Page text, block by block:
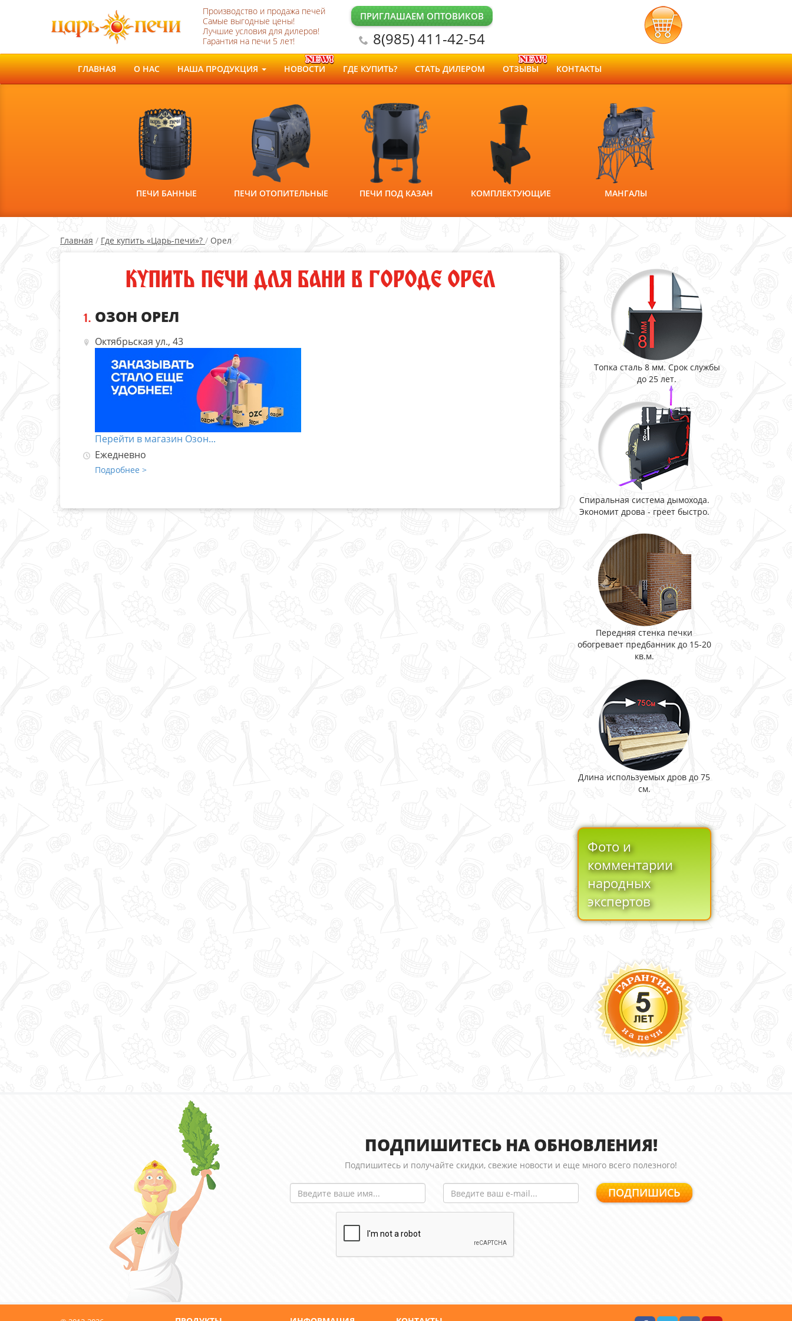
Производство и продажа печей
Самые выгодные цены!
Лучшие условия для дилеров!
Гарантия на печи 5 лет!
ПРИГЛАШАЕМ ОПТОВИКОВ
8(985) 411-42-54
ГЛАВНАЯ О НАС НАША ПРОДУКЦИЯ НОВОСТИ ГДЕ КУПИТЬ? СТАТЬ ДИЛЕРОМ ОТЗЫВЫ КОНТАКТЫ
ПЕЧИ БАННЫЕ ПЕЧИ ОТОПИТЕЛЬНЫЕ ПЕЧИ ПОД КАЗАН КОМПЛЕКТУЮЩИЕ МАНГАЛЫ
Главная / Где купить «Царь-печи»? / Орел
КУПИТЬ ПЕЧИ ДЛЯ БАНИ В ГОРОДЕ ОРЕЛ
1. ОЗОН ОРЕЛ
Октябрьская ул., 43
Перейти в магазин Озон...
Ежедневно
Подробнее >
Топка сталь 8 мм. Срок службы
до 25 лет.
Спиральная система дымохода.
Экономит дрова - греет быстро.
Передняя стенка печки
обогревает предбанник до 15-20
кв.м.
Длина используемых дров до 75
см.
Фото и
комментарии
народных
экспертов
ПОДПИШИТЕСЬ НА ОБНОВЛЕНИЯ!
Подпишитесь и получайте скидки, свежие новости и еще много всего полезного!